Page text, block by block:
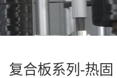
复合板系列-热固